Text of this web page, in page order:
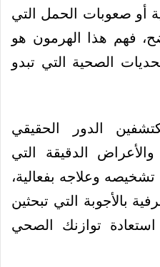
أو صعوبات الحمل التي
فهم هذا الهرمون هو
الصحية التي تبدو
الدور الحقيقي
الدقيقة التي
تشخيصه وعلاجه بفعالية،
بالأجوبة التي تبحثين
توازنك الصحي